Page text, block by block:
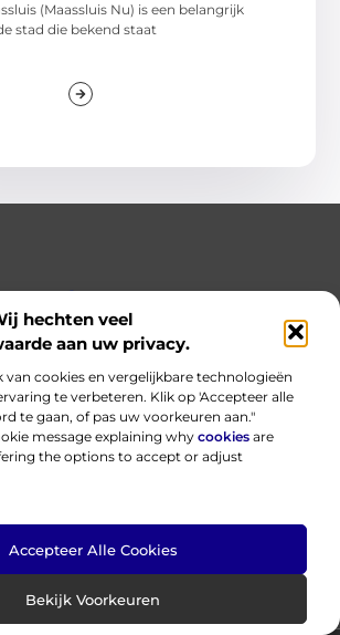
hechten veel
aan uw privacy.
van cookies en vergelijkbare technologieën
te verbeteren. Klik op 'Accepteer alle
te gaan, of pas uw voorkeuren aan."
message explaining why cookies are
the options to accept or adjust
Accepteer Alle Cookies
Bekijk Voorkeuren
(Maassluis Nu) is een belangrijk
stad die bekend staat
en artikelen en laat je inspireren door een
wereld vol inzichten.